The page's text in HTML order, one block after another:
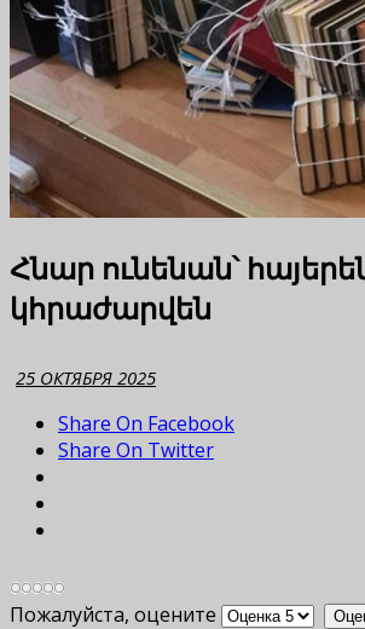
Հնար ունենան՝
կհրաժարվեն
25 ОКТЯБРЯ 2025
Share On Facebook
Share On Twitter
Пожалуйста, оцените